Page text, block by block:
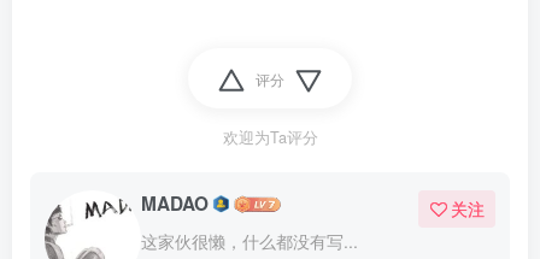
评分
欢迎为Ta评分
MADAO
这家伙很懒，什么都没有写...
关注